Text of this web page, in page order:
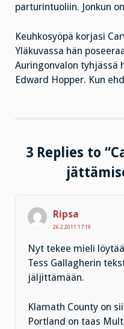
parturintuoliin. Jonkun
Keuhkosyöpä korjasi
Yläkuvassa hän
Auringonvalon tyhjässä
Edward Hopper. Kun
3 Replies to
Ripsa
26.2.2011 17:19
Nyt tekee mieli
Tess Gallagherin
jäljittämään.
Klamath County on
Portland on taas